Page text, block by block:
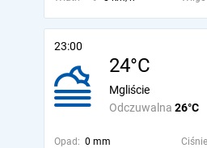
23:00
24°C
Odczuwalna 26°C
Mgliście
Opad: 0 mm